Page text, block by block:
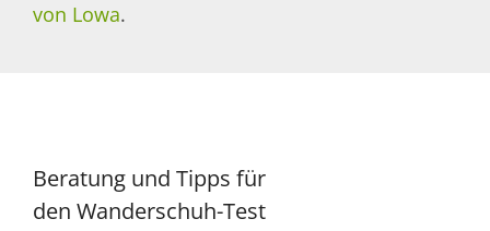
von Lowa.
Beratung und Tipps für
den Wanderschuh-Test